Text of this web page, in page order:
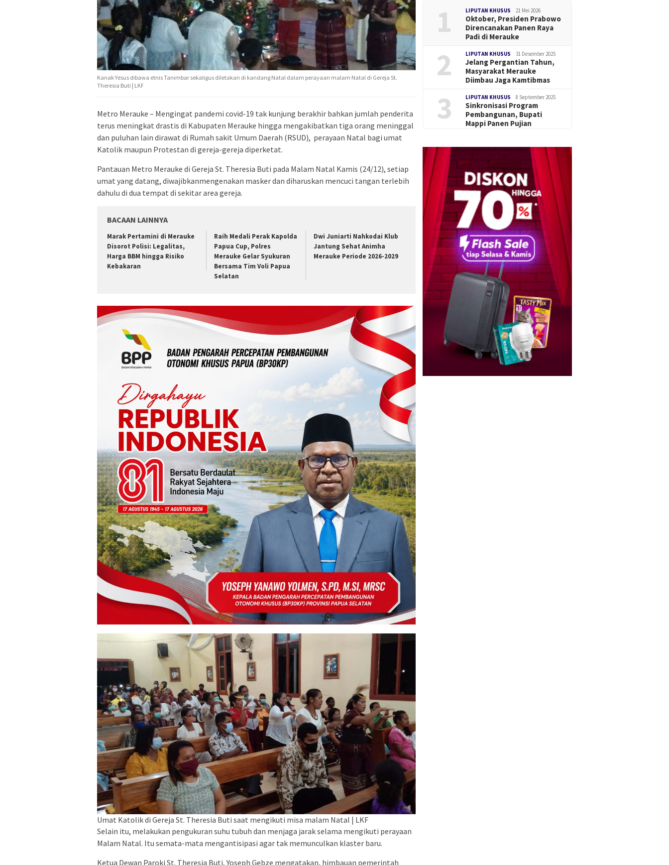
Kanak Yesus dibawa etnis Tanimbar sekaligus diletakan di kandang Natal dalam perayaan malam Natal di Gereja St.
Theresia Buti | LKF
Metro Merauke – Mengingat pandemi covid-19 tak kunjung berakhir bahkan jumlah penderita
terus meningkat drastis di Kabupaten Merauke hingga mengakibatkan tiga orang meninggal
dan puluhan lain dirawat di Rumah sakit Umum Daerah (RSUD), perayaan Natal bagi umat
Katolik maupun Protestan di gereja-gereja diperketat.
Pantauan Metro Merauke di Gereja St. Theresia Buti pada Malam Natal Kamis (24/12), setiap
umat yang datang, diwajibkanmengenakan masker dan diharuskan mencuci tangan terlebih
dahulu di dua tempat di sekitar area gereja.
BACAAN LAINNYA
Marak Pertamini di Merauke
Disorot Polisi: Legalitas,
Harga BBM hingga Risiko
Kebakaran
Raih Medali Perak Kapolda
Papua Cup, Polres
Merauke Gelar Syukuran
Bersama Tim Voli Papua
Selatan
Dwi Juniarti Nahkodai Klub
Jantung Sehat Animha
Merauke Periode 2026-2029
Umat Katolik di Gereja St. Theresia Buti saat mengikuti misa malam Natal | LKF
Selain itu, melakukan pengukuran suhu tubuh dan menjaga jarak selama mengikuti perayaan
Malam Natal. Itu semata-mata mengantisipasi agar tak memunculkan klaster baru.
Ketua Dewan Paroki St. Theresia Buti, Yoseph Gebze mengatakan, himbauan pemerintah
1 LIPUTAN KHUSUS 21 Mei 2026
Oktober, Presiden Prabowo
Direncanakan Panen Raya
Padi di Merauke
2 LIPUTAN KHUSUS 31 Desember 2025
Jelang Pergantian Tahun,
Masyarakat Merauke
Diimbau Jaga Kamtibmas
3 LIPUTAN KHUSUS 8 September 2025
Sinkronisasi Program
Pembangunan, Bupati
Mappi Panen Pujian